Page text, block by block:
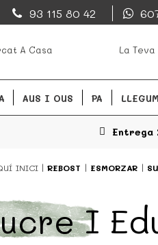
mejores mercados de
93 115 80 42
A Casa La Teva
AUS I OUS PA
Entrega
INICI REBOST ESMORZAR
I